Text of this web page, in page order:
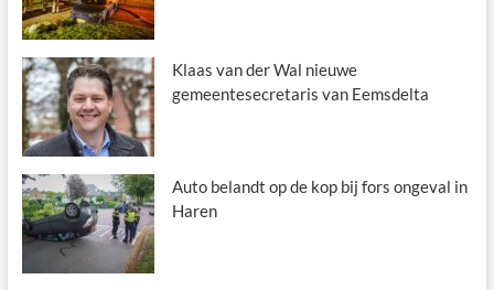
Klaas van der Wal nieuwe
gemeentesecretaris van Eemsdelta
Auto belandt op de kop bij fors ongeval in
Haren